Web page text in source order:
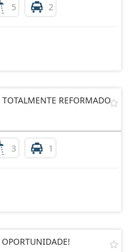
5 2
REFORMADO
3 1